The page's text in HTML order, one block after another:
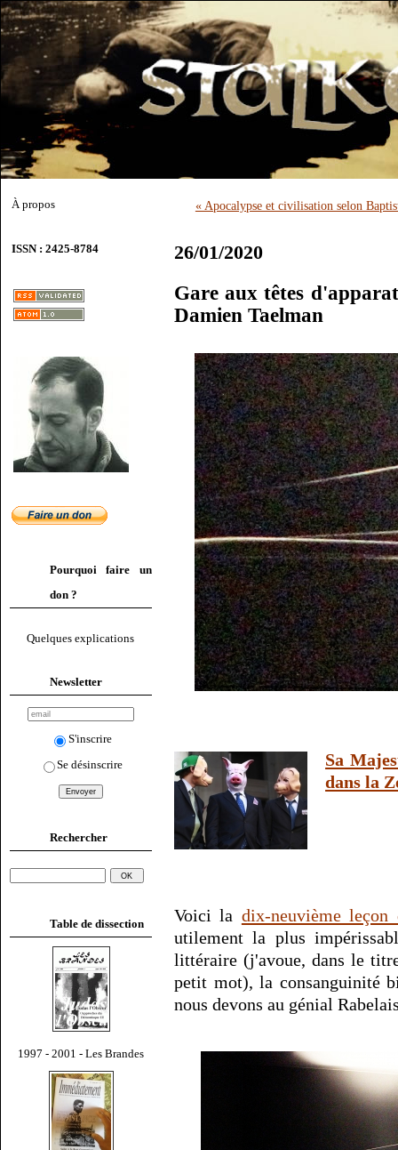
À propos
ISSN : 2425-8784
Pourquoi faire un
don ?
Quelques explications
Newsletter
S'inscrire
Se désinscrire
Rechercher
Table de dissection
1997 - 2001 - Les Brandes
« Apocalypse et civilisation selon
26/01/2020
Gare aux têtes
Damien Taelman
Sa
dans la
Voici la dix-neuvième leçon
utilement la plus
littéraire (j'avoue, dans le
petit mot), la consanguinité
nous devons au génial